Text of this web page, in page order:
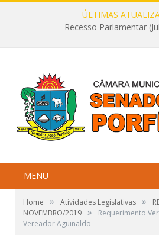
ÚLTIMAS
Recesso Parlamentar
MENU
Home » Atividades Legislativas »
NOVEMBRO/2019 »
Requerimento
Vereador Aguinaldo